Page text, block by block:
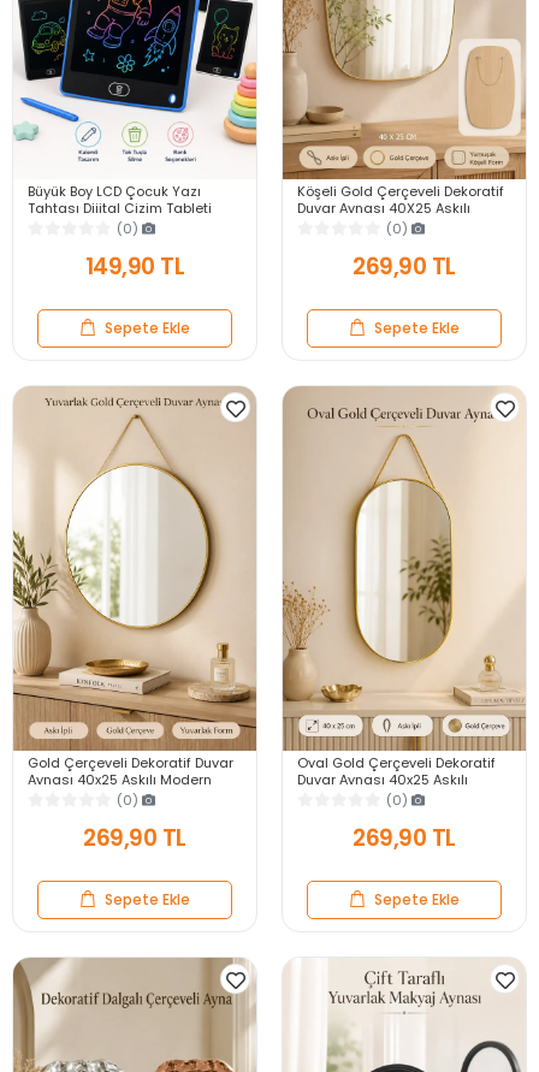
Büyük Boy LCD Çocuk Yazı
Tahtası Dijital Çizim Tableti
Kalemli Silinebilir 8.5′ Oyuncak
(0)
149,90 TL
Sepete Ekle
Köşeli Gold Çerçeveli Dekoratif
Duvar Aynası 40X25 Askılı
Modern Salon Antre Banyo
Yatak Odası Ayna
(0)
269,90 TL
Sepete Ekle
Gold Çerçeveli Dekoratif Duvar
Aynası 40x25 Askılı Modern
Salon Antre Banyo Yatak Odası
(0)
269,90 TL
Sepete Ekle
Oval Gold Çerçeveli Dekoratif
Duvar Aynası 40x25 Askılı
Modern Salon Antre Banyo
Yatak Odası Aynası
(0)
269,90 TL
Sepete Ekle